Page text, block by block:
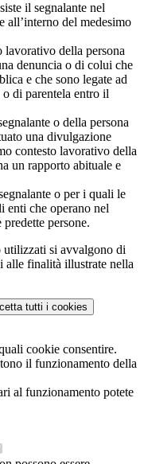
il segnalante nel
all’interno del medesimo
lavorativo della persona
denuncia o di colui che
e che sono legate ad
di parentela entro il
o della persona
una divulgazione
contesto lavorativo della
un rapporto abituale e
o per i quali le
enti che operano nel
persone.
utilizzati si avvalgono di
alle finalità illustrate nella
tutti i cookies
cookie consentire.
il funzionamento della
al funzionamento potete